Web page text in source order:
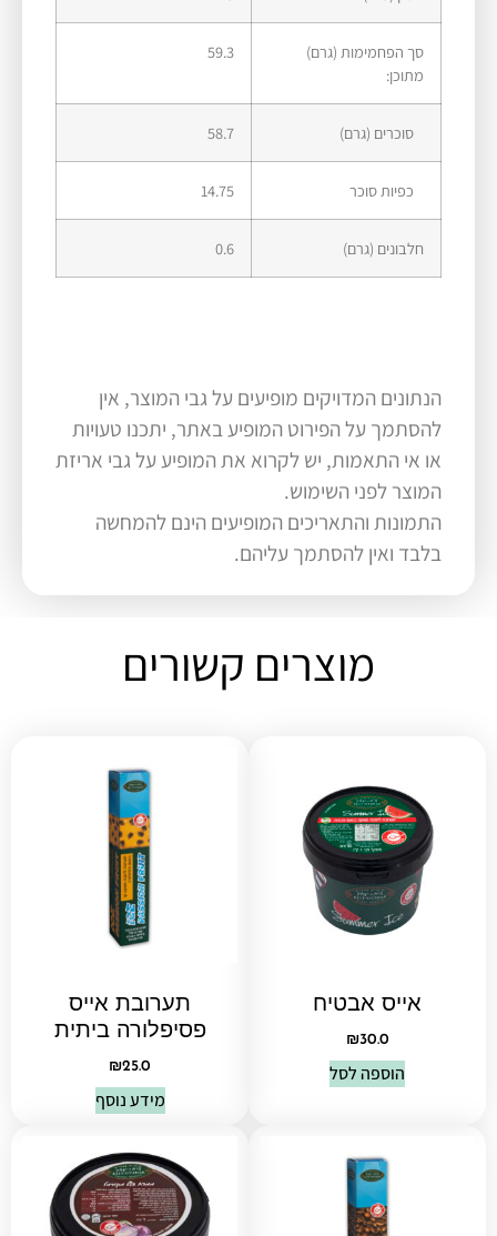
סך הפחמימות (גרם)
מתוכן:
59.3
סוכרים (גרם) 58.7
כפיות סוכר 14.75
חלבונים (גרם) 0.6
הנתונים המדויקים מופיעים על גבי המוצר, אין
להסתמך על הפירוט המופיע באתר, יתכנו טעויות
או אי התאמות, יש לקרוא את המופיע על גבי אריזת
המוצר לפני השימוש.
התמונות והתאריכים המופיעים הינם להמחשה
בלבד ואין להסתמך עליהם.
מוצרים קשורים
אייס אבטיח
₪30.0
הוספה לסל
תערובת אייס
פסיפלורה ביתית
₪25.0
מידע נוסף